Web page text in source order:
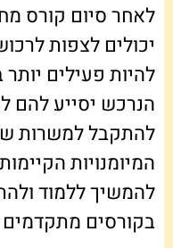
לאחר סיום קורס
יכולים לצפות
להיות פעילים
הנרכש יסייע להם
להתקבל למשרות
המיומנויות
להמשיך ללמוד
בקורסים מתקדמים